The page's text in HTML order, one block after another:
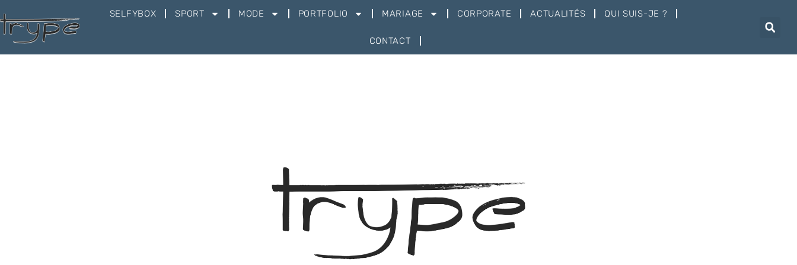
SELFYBOX SPORT MODE PORTFOLIO MARIAGE CORPORATE ACTUALITÉS QUI SUIS-JE ?
CONTACT